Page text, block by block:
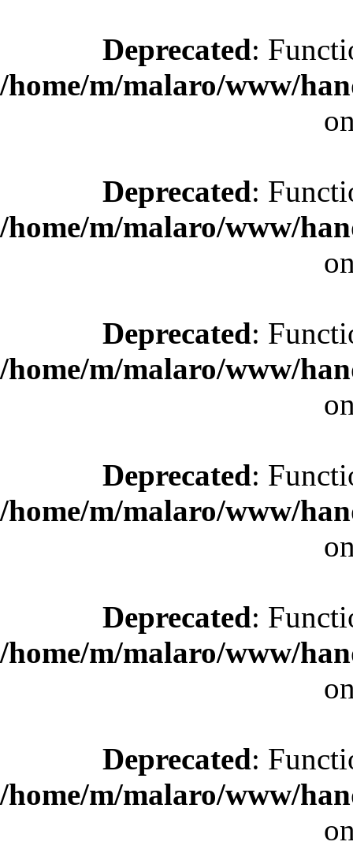
Deprecated:
/home/m/malaro/www/
Deprecated:
/home/m/malaro/www/
Deprecated:
/home/m/malaro/www/
Deprecated:
/home/m/malaro/www/
Deprecated:
/home/m/malaro/www/
Deprecated:
/home/m/malaro/www/